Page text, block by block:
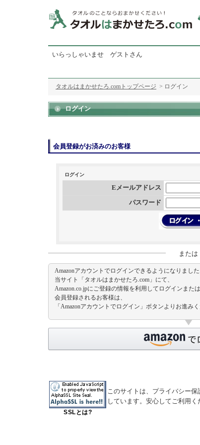
いらっしゃいませ ゲストさん
タオルはまかせたろ.comトップページ > ログイン
ログイン
会員登録がお済みのお客様
ログイン
Eメールアドレス
パスワード
または
Amazonアカウントでログインできるようになりました
当サイト「タオルはまかせたろ.com」にて、
Amazon.co.jpにご登録の情報を利用してログインまたは
会員登録されるお客様は、
「Amazonアカウントでログイン」ボタンよりお進みく
SSLとは?
このサイトは、プライバシー保
しています。安心してご利用く